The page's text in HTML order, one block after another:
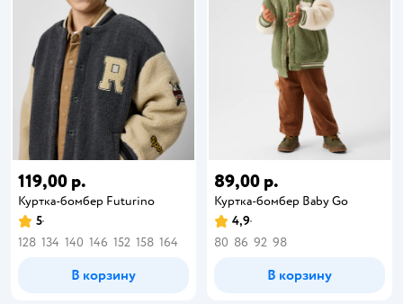
119,00 р.
Куртка-бомбер Futurino
5
128 134 140 146 152 158 164
В корзину
89,00 р.
Куртка-бомбер Baby Go
4,9
80 86 92 98
В корзину